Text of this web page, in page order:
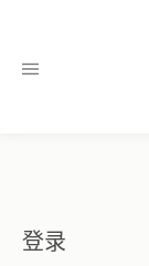
登录